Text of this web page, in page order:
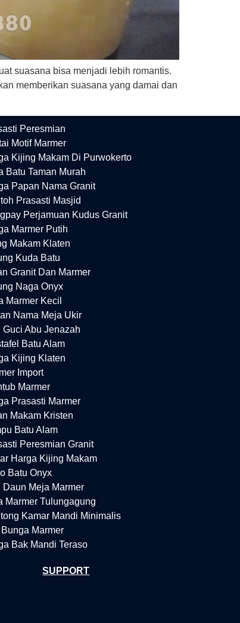
suasana bisa menjadi lebih romantis.
memberikan suasana yang damai dan
Peresmian
Motif Marmer
Kijing Makam Di Purwokerto
Batu Taman Murah
Papan Nama Granit
Prasasti Masjid
Perjamuan Kudus Granit
Marmer Putih
Makam Klaten
Kuda Batu
Granit Dan Marmer
Naga Onyx
Marmer Kecil
Nama Meja Ukir
Guci Abu Jenazah
Batu Alam
Kijing Klaten
Import
Marmer
Prasasti Marmer
Makam Kristen
Batu Alam
Peresmian Granit
Harga Kijing Makam
Batu Onyx
Daun Meja Marmer
Marmer Tulungagung
Kamar Mandi Minimalis
Marmer
Bak Mandi Teraso
SUPPORT